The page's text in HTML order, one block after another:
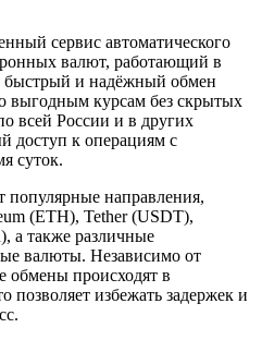
сервис автоматического
валют, работающий в
быстрый и надёжный обмен
выгодным курсам без скрытых
всей России и в других
доступ к операциям с
суток.
направления,
(ETH), Tether (USDT),
а также различные
валюты. Независимо от
обмены происходят в
позволяет избежать задержек и